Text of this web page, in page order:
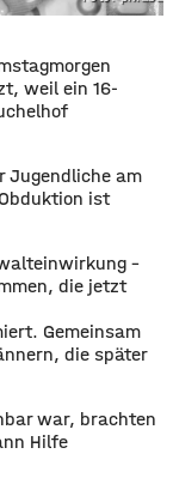
weil ein 16-
Jugendliche am
ist
–
die jetzt
Gemeinsam
die später
war, brachten
Hilfe